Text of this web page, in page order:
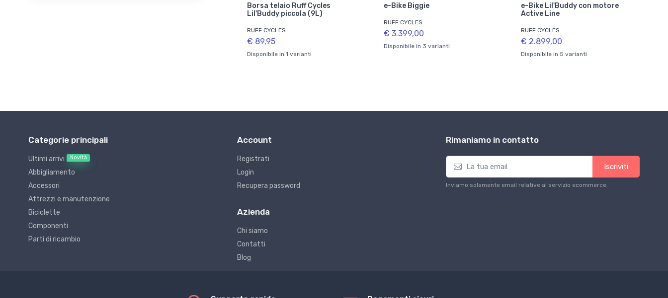
Borsa telaio Ruff Cycles
Lil'Buddy piccola (9L)
RUFF CYCLES
€ 89,95
Disponibile in 1 varianti
e-Bike Biggie
RUFF CYCLES
€ 3.399,00
Disponibile in 3 varianti
e-Bike Lil'Buddy con motore
Active Line
RUFF CYCLES
€ 2.899,00
Disponibile in 5 varianti
Categorie principali
Ultimi arrivi Novità
Abbigliamento
Accessori
Attrezzi e manutenzione
Biciclette
Componenti
Parti di ricambio
Account
Registrati
Login
Recupera password
Azienda
Chi siamo
Contatti
Blog
Rimaniamo in contatto
Iscriviti
Inviamo solamente email relative al servizio ecommerce.